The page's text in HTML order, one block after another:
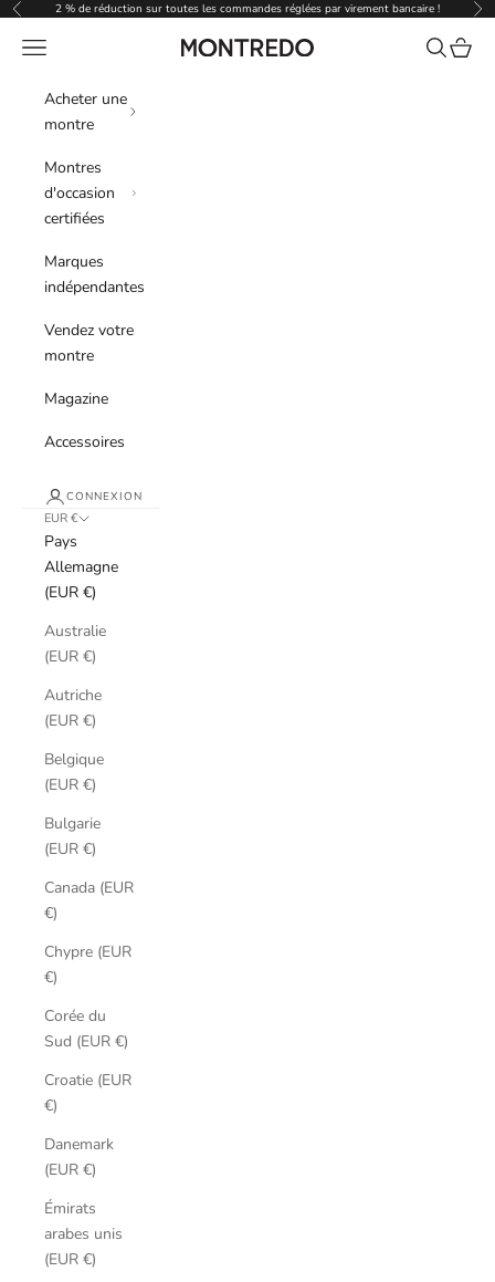
Passer au contenu
Précédent2 % de réduction sur toutes les commandes réglées par virement bancaire !
Montredo
Menu Recherche
Panier
Acheter une
montre
Montres
d'occasion
certifiées
Marques
indépendantes
Vendez votre
montre
Magazine
Accessoires
CONNEXION
EUR €
Pays
Allemagne
(EUR €)
Australie
(EUR €)
Autriche
(EUR €)
Belgique
(EUR €)
Bulgarie
(EUR €)
Canada (EUR
€)
Chypre (EUR
€)
Corée du
Sud (EUR €)
Croatie (EUR
€)
Danemark
(EUR €)
Émirats
arabes unis
(EUR €)